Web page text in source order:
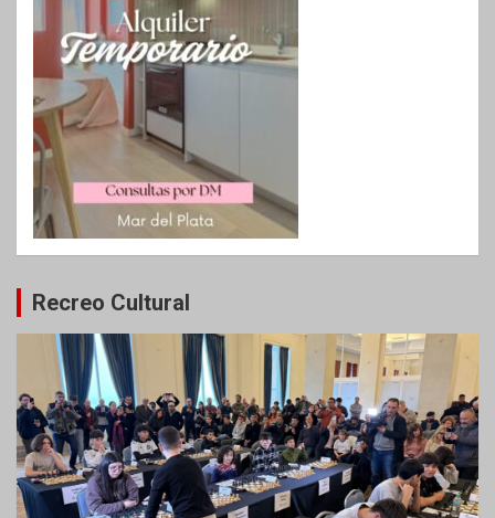
Recreo Cultural